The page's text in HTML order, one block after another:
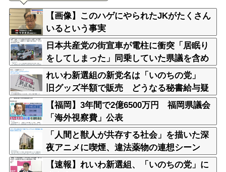
【画像】このハゲにやられたJKがたくさん
いるという事実
日本共産党の街宣車が電柱に衝突「居眠り
をしてしまった」同乗していた県議を含め
男女3人重傷
れいわ新選組の新党名は「いのちの党」
旧グッズ半額で販売 どうなる秘書給与疑
惑【福岡】3年間で2億6500万円 福岡県議会
「海外視察費」公表
「人間と獣人が共存する社会」を描いた深
夜アニメに喫煙、違法薬物の連想シーン
も…視聴者批判でBPO議論
【速報】れいわ新選組、「いのちの党」に